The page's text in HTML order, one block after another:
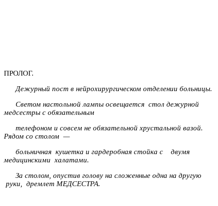
ПРОЛОГ.
Дежурный пост в нейрохирургическом отделении больницы.
Светом настольной лампы освещается стол дежурной
медсестры с обязательным
телефоном и совсем не обязательной хрустальной вазой.
Рядом со столом —
больничная кушетка и гардеробная стойка с двумя
медицинскими халатами.
За столом, опустив голову на сложенные одна на другую
руки, дремлет МЕДСЕСТРА.